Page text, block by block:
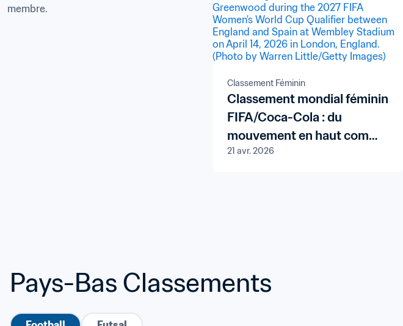
membre.
Classement Féminin
Classement mondial féminin
FIFA/Coca-Cola : du
mouvement en haut comme
en bas
21 avr. 2026
Pays-Bas Classements